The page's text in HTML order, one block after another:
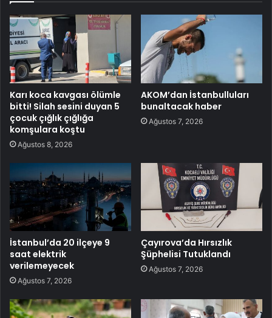
Karı koca kavgası ölümle
bitti! Silah sesini duyan 5
çocuk çığlık çığlığa
komşulara koştu
Ağustos 8, 2026
AKOM’dan İstanbulluları
bunaltacak haber
Ağustos 7, 2026
İstanbul’da 20 ilçeye 9
saat elektrik
verilemeyecek
Ağustos 7, 2026
Çayırova’da Hırsızlık
Şüphelisi Tutuklandı
Ağustos 7, 2026